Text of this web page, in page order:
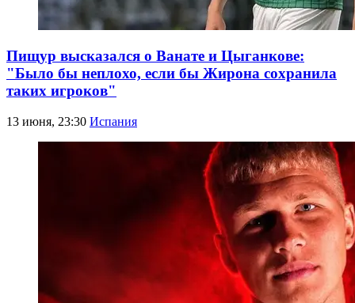
Пищур высказался о Ванате и Цыганкове:
"Было бы неплохо, если бы Жирона сохранила
таких игроков"
13 июня, 23:30 Испания